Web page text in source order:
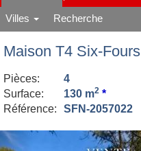
Villes Recherche
Maison T4 Six-Fours
Pièces:
4
Surface:
130 m2 *
Référence:
SFN-2057022